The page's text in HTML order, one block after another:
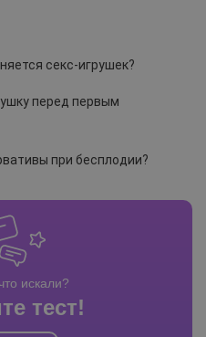
секс-игрушек?
перед первым
при бесплодии?
искали?
тест!